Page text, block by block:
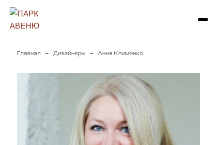
Главная → Дизайнеры → Анна Клименко